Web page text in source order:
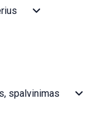
spalvinimas